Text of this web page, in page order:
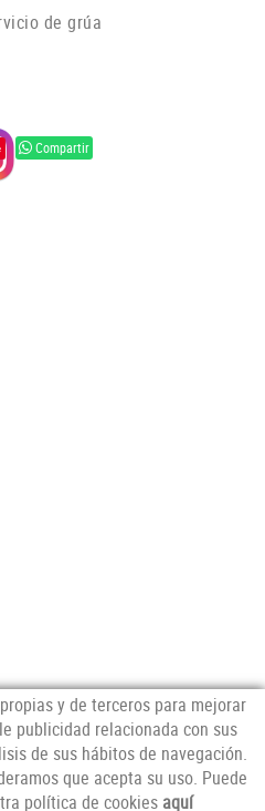
de grúa
Compartir
y de terceros para mejorar
publicidad relacionada con sus
de sus hábitos de navegación.
que acepta su uso. Puede
política de cookies aquí